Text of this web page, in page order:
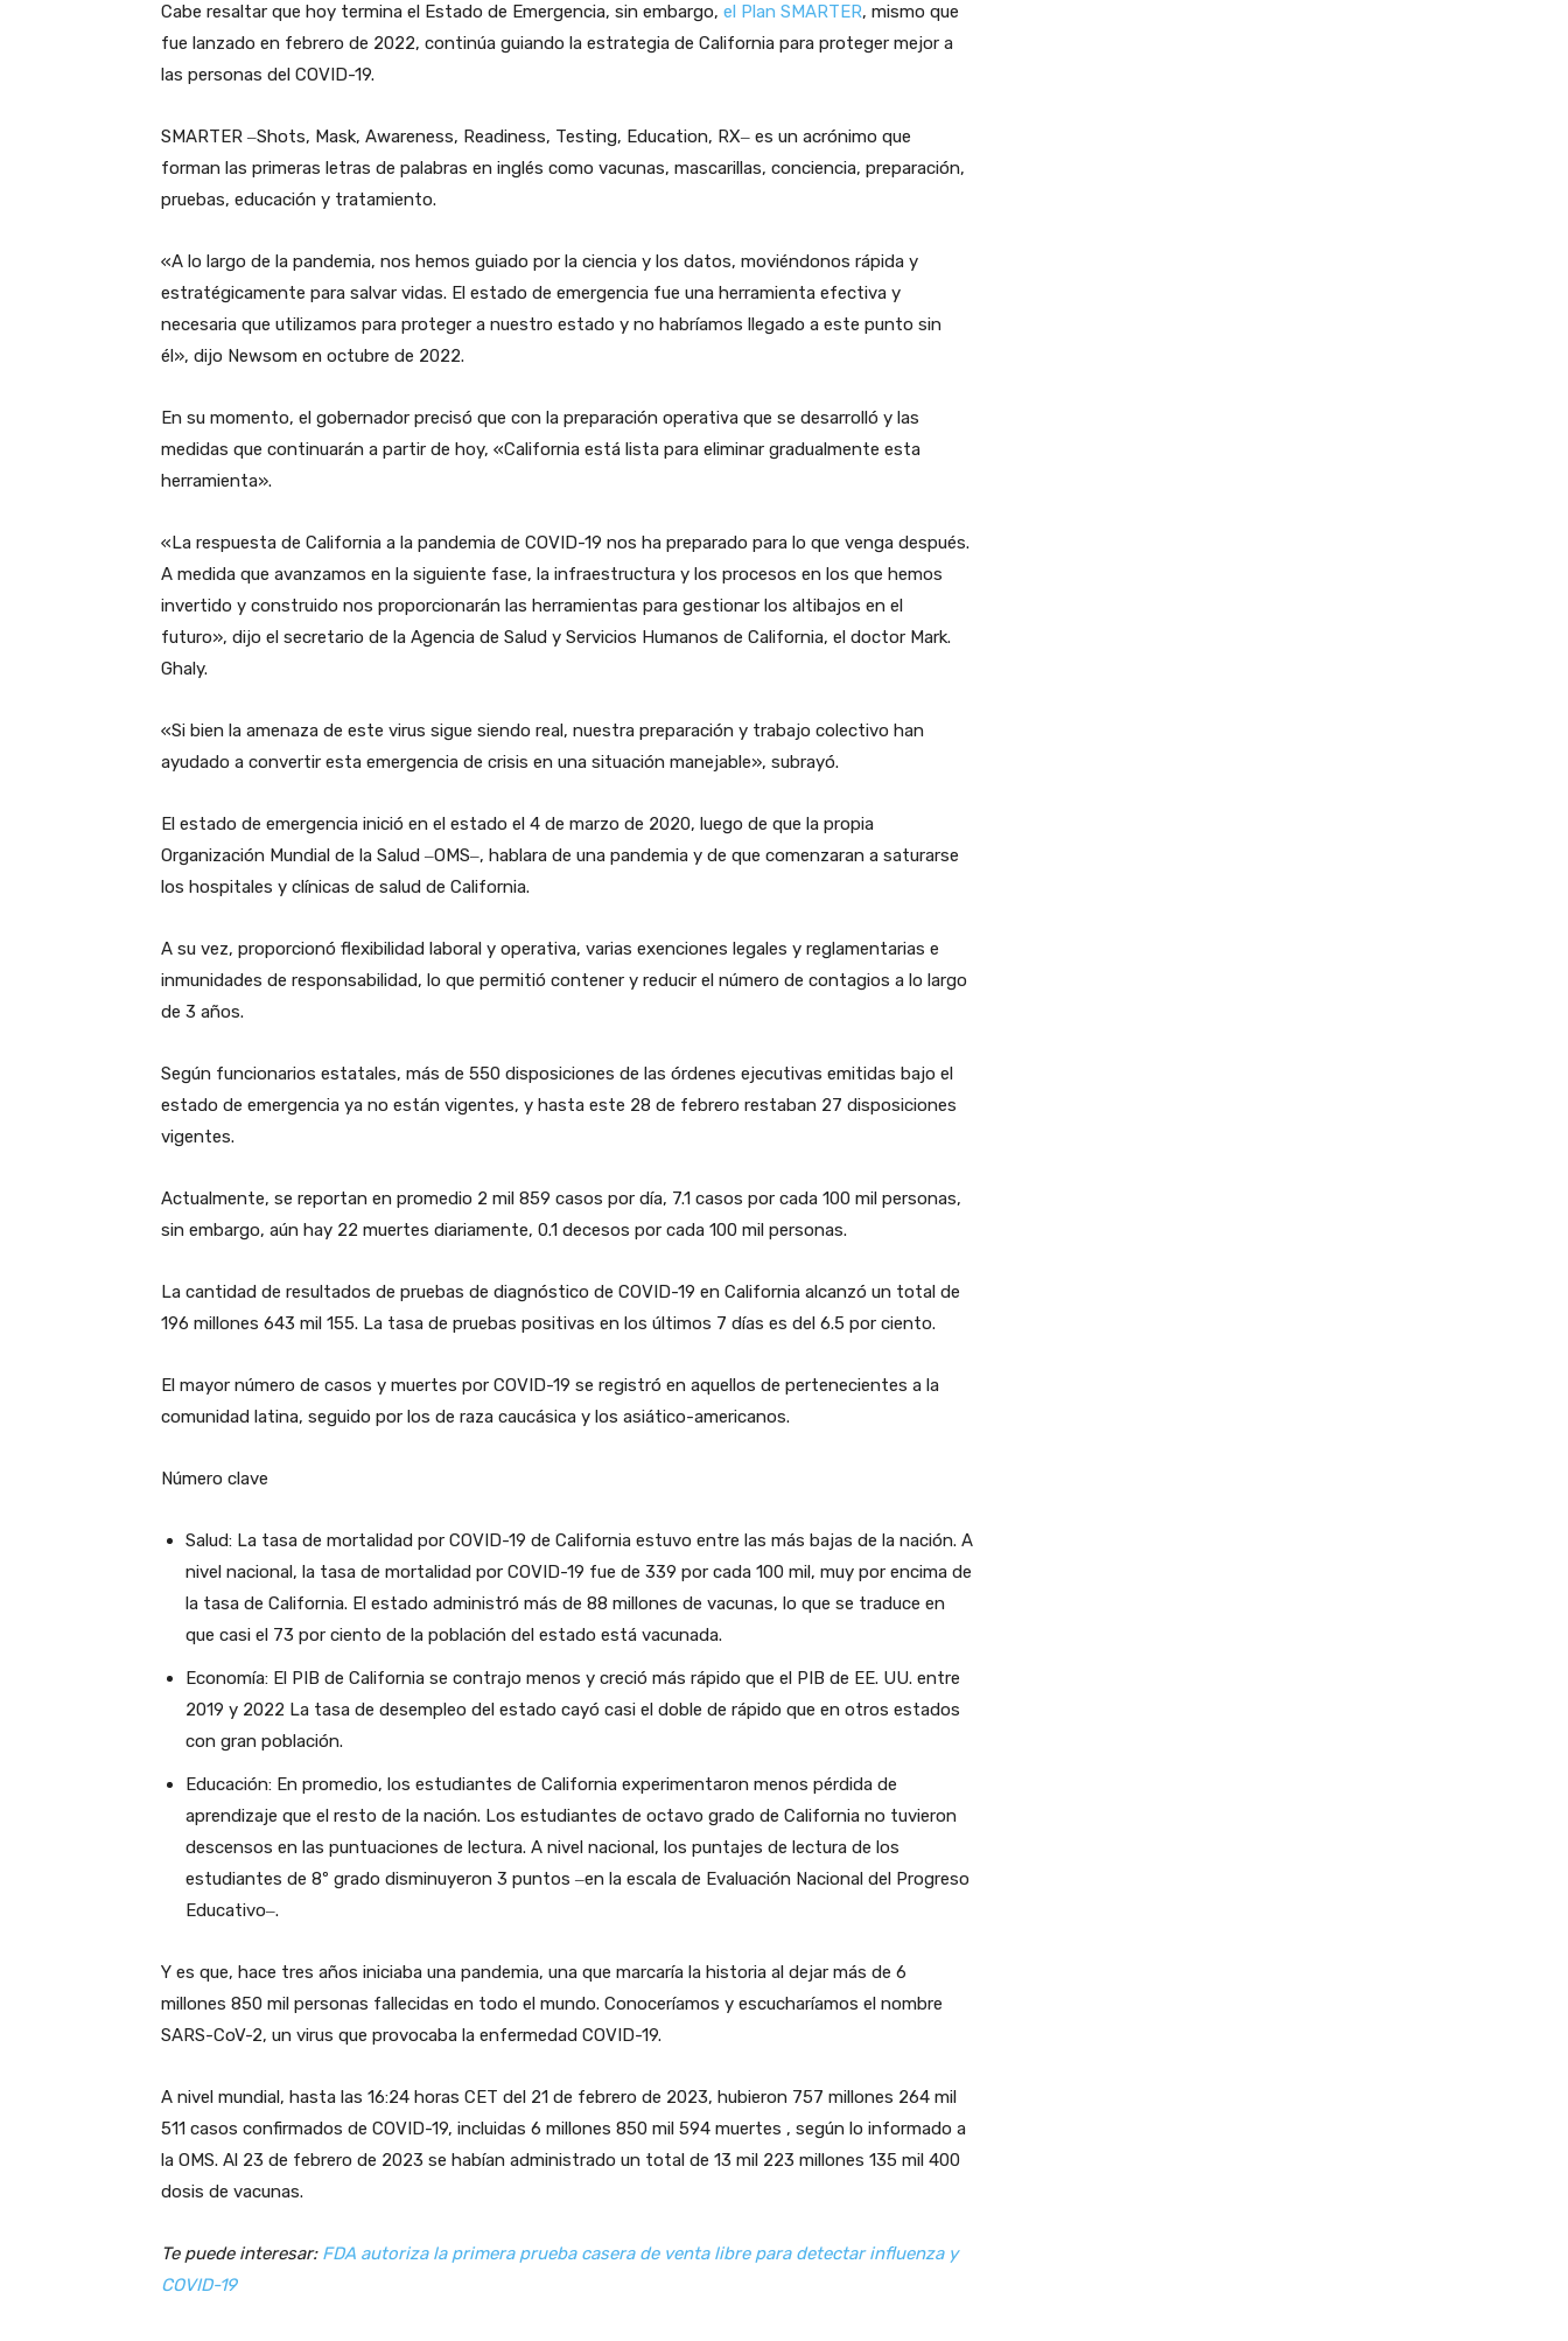
Cabe resaltar que hoy termina el Estado de Emergencia, sin embargo, el Plan SMARTER, mismo que
fue lanzado en febrero de 2022, continúa guiando la estrategia de California para proteger mejor a
las personas del COVID-19.
SMARTER ‒Shots, Mask, Awareness, Readiness, Testing, Education, RX‒ es un acrónimo que
forman las primeras letras de palabras en inglés como vacunas, mascarillas, conciencia, preparación,
pruebas, educación y tratamiento.
«A lo largo de la pandemia, nos hemos guiado por la ciencia y los datos, moviéndonos rápida y
estratégicamente para salvar vidas. El estado de emergencia fue una herramienta efectiva y
necesaria que utilizamos para proteger a nuestro estado y no habríamos llegado a este punto sin
él», dijo Newsom en octubre de 2022.
En su momento, el gobernador precisó que con la preparación operativa que se desarrolló y las
medidas que continuarán a partir de hoy, «California está lista para eliminar gradualmente esta
herramienta».
«La respuesta de California a la pandemia de COVID-19 nos ha preparado para lo que venga después.
A medida que avanzamos en la siguiente fase, la infraestructura y los procesos en los que hemos
invertido y construido nos proporcionarán las herramientas para gestionar los altibajos en el
futuro», dijo el secretario de la Agencia de Salud y Servicios Humanos de California, el doctor Mark.
Ghaly.
«Si bien la amenaza de este virus sigue siendo real, nuestra preparación y trabajo colectivo han
ayudado a convertir esta emergencia de crisis en una situación manejable», subrayó.
El estado de emergencia inició en el estado el 4 de marzo de 2020, luego de que la propia
Organización Mundial de la Salud ‒OMS‒, hablara de una pandemia y de que comenzaran a saturarse
los hospitales y clínicas de salud de California.
A su vez, proporcionó flexibilidad laboral y operativa, varias exenciones legales y reglamentarias e
inmunidades de responsabilidad, lo que permitió contener y reducir el número de contagios a lo largo
de 3 años.
Según funcionarios estatales, más de 550 disposiciones de las órdenes ejecutivas emitidas bajo el
estado de emergencia ya no están vigentes, y hasta este 28 de febrero restaban 27 disposiciones
vigentes.
Actualmente, se reportan en promedio 2 mil 859 casos por día, 7.1 casos por cada 100 mil personas,
sin embargo, aún hay 22 muertes diariamente, 0.1 decesos por cada 100 mil personas.
La cantidad de resultados de pruebas de diagnóstico de COVID-19 en California alcanzó un total de
196 millones 643 mil 155. La tasa de pruebas positivas en los últimos 7 días es del 6.5 por ciento.
El mayor número de casos y muertes por COVID-19 se registró en aquellos de pertenecientes a la
comunidad latina, seguido por los de raza caucásica y los asiático-americanos.
Número clave
Salud: La tasa de mortalidad por COVID-19 de California estuvo entre las más bajas de la nación. A
nivel nacional, la tasa de mortalidad por COVID-19 fue de 339 por cada 100 mil, muy por encima de
la tasa de California. El estado administró más de 88 millones de vacunas, lo que se traduce en
que casi el 73 por ciento de la población del estado está vacunada.
Economía: El PIB de California se contrajo menos y creció más rápido que el PIB de EE. UU. entre
2019 y 2022 La tasa de desempleo del estado cayó casi el doble de rápido que en otros estados
con gran población.
Educación: En promedio, los estudiantes de California experimentaron menos pérdida de
aprendizaje que el resto de la nación. Los estudiantes de octavo grado de California no tuvieron
descensos en las puntuaciones de lectura. A nivel nacional, los puntajes de lectura de los
estudiantes de 8º grado disminuyeron 3 puntos ‒en la escala de Evaluación Nacional del Progreso
Educativo‒.
Y es que, hace tres años iniciaba una pandemia, una que marcaría la historia al dejar más de 6
millones 850 mil personas fallecidas en todo el mundo. Conoceríamos y escucharíamos el nombre
SARS-CoV-2, un virus que provocaba la enfermedad COVID-19.
A nivel mundial, hasta las 16:24 horas CET del 21 de febrero de 2023, hubieron 757 millones 264 mil
511 casos confirmados de COVID-19, incluidas 6 millones 850 mil 594 muertes , según lo informado a
la OMS. Al 23 de febrero de 2023 se habían administrado un total de 13 mil 223 millones 135 mil 400
dosis de vacunas.
Te puede interesar: FDA autoriza la primera prueba casera de venta libre para detectar influenza y
COVID-19